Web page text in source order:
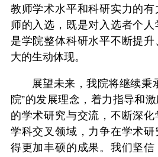
教师学术水平和科研实力的
师的入选，既是对入选者个
是学院整体科研水平不断提
大的生动体现。
展望未来，我院将继续秉
院”的发展理念，着力指导和
的学术研究与交流，不断深
学科交叉领域，力争在学术
得更加丰硕的成果。我们坚信